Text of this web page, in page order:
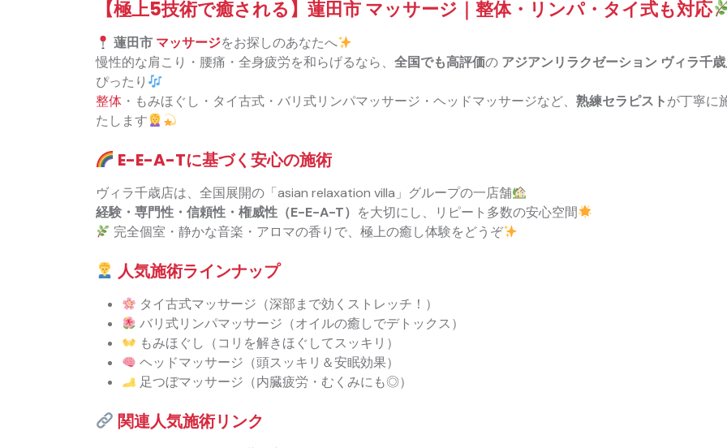
【極上5技術で癒される】蓮田市 マッサージ｜整体・リンパ・タイ式も対応
蓮田市 マッサージをお探しのあなたへ
慢性的な肩こり・腰痛・全身疲労を和らげるなら、 全国でも高評価の アジアンリラクゼーション ヴィラ千
ぴったり
整体 ・もみほぐし・タイ古式・バリ式リンパマッサージ・ヘッドマッサージなど、 熟練セラピストが丁寧に
たします
E-E-A-Tに基づく安心の施術
ヴィラ千歳店は、全国展開の「asian relaxation villa」グループの一店舗
経験・専門性・信頼性・権威性（E-E-A-T） を大切にし、リピート多数の安心空間
完全個室・静かな音楽・アロマの香りで、極上の癒し体験をどうぞ
人気施術ラインナップ
タイ古式マッサージ（深部まで効くストレッチ！）
バリ式リンパマッサージ（オイルの癒しでデトックス）
もみほぐし（コリを解きほぐしてスッキリ）
ヘッドマッサージ（頭スッキリ＆安眠効果）
足つぼマッサージ（内臓疲労・むくみにも◎）
関連人気施術リンク